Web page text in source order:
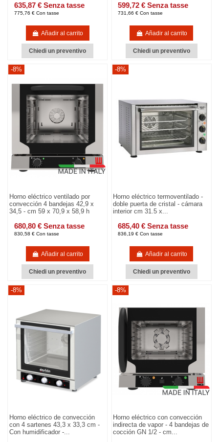
635,87 € Senza tasse
775,76 € Con tasse
Añadir al carrito
Chiedi un preventivo
599,72 € Senza tasse
731,66 € Con tasse
Añadir al carrito
Chiedi un preventivo
-8%
Horno eléctrico ventilado por
convección 4 bandejas 42,9 x
34,5 - cm 59 x 70,9 x 58,9 h
680,80 € Senza tasse
830,58 € Con tasse
Añadir al carrito
Chiedi un preventivo
-8%
Horno eléctrico termoventilado -
doble puerta de cristal - cámara
interior cm 31.5 x...
685,40 € Senza tasse
836,19 € Con tasse
Añadir al carrito
Chiedi un preventivo
-8%
Horno eléctrico de convección
con 4 sartenes 43,3 x 33,3 cm -
Con humidificador -...
-8%
Horno eléctrico con convección
indirecta de vapor - 4 bandejas de
cocción GN 1/2 - cm...